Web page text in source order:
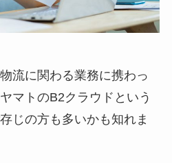
流に関わる業務に携わっ
マトのB2クラウドという
じの方も多いかも知れま